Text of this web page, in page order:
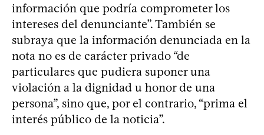
información que podría comprometer los
intereses del denunciante”. También se
subraya que la información denunciada en la
nota no es de carácter privado “de
particulares que pudiera suponer una
violación a la dignidad u honor de una
persona”, sino que, por el contrario, “prima el
interés público de la noticia”.